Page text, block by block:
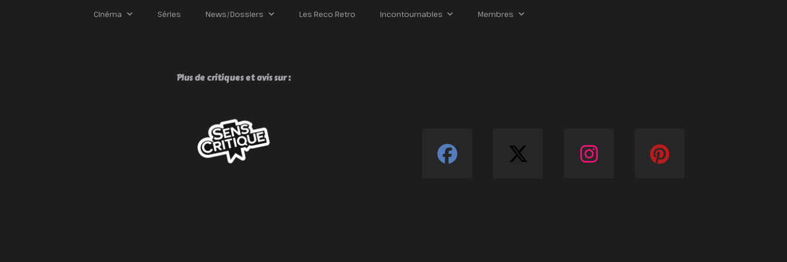
Cinéma Séries News/Dossiers Les Reco Retro Incontournables Membres
Plus de critiques et avis sur :